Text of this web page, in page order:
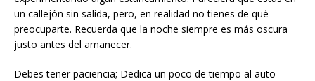
un callejón sin salida, pero, en realidad no tienes de qué
preocuparte. Recuerda que la noche siempre es más oscura
justo antes del amanecer.
Debes tener paciencia; Dedica un poco de tiempo al auto-